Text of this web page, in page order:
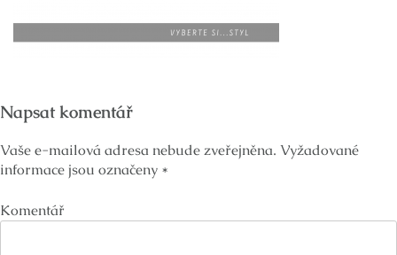
Napsat komentář
Vaše e-mailová adresa nebude zveřejněna. Vyžadované
informace jsou označeny *
Komentář